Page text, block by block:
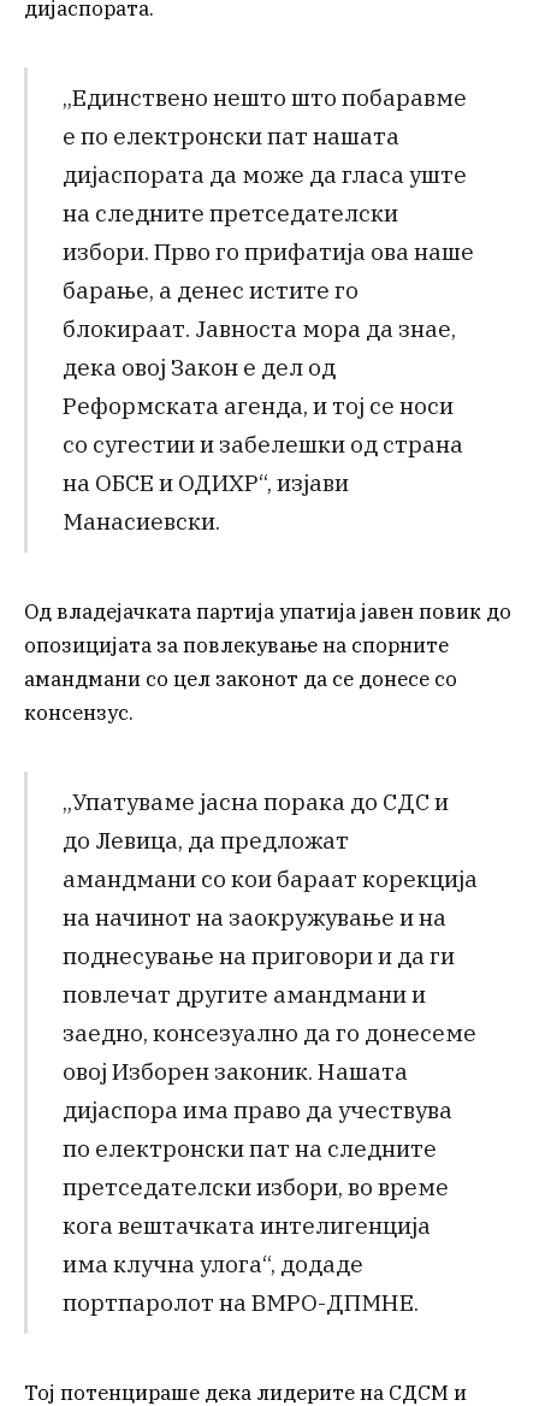
дијаспората.
„Единствено нешто што побаравме
е по електронски пат нашата
дијаспората да може да гласа уште
на следните претседателски
избори. Прво го прифатија ова наше
барање, а денес истите го
блокираат. Јавноста мора да знае,
дека овој Закон е дел од
Реформската агенда, и тој се носи
со сугестии и забелешки од страна
на ОБСЕ и ОДИХР“, изјави
Манасиевски.
Од владејачката партија упатија јавен повик до
опозицијата за повлекување на спорните
амандмани со цел законот да се донесе со
консензус.
„Упатуваме јасна порака до СДС и
до Левица, да предложат
амандмани со кои бараат корекција
на начинот на заокружување и на
поднесување на приговори и да ги
повлечат другите амандмани и
заедно, консезуално да го донесеме
овој Изборен законик. Нашата
дијаспора има право да учествува
по електронски пат на следните
претседателски избори, во време
кога вештачката интелигенција
има клучна улога“, додаде
портпаролот на ВМРО-ДПМНЕ.
Тој потенцираше дека лидерите на СДСМ и